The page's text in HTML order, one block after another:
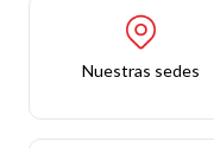
Nuestras sedes